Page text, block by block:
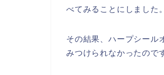
べてみることにしました。
その結果、ハープシール
みつけられなかったので